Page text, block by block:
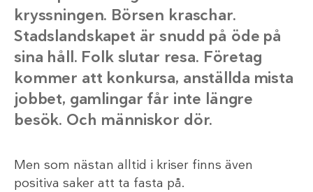
kryssningen. Börsen kraschar.
Stadslandskapet är snudd på öde på
sina håll. Folk slutar resa. Företag
kommer att konkursa, anställda mista
jobbet, gamlingar får inte längre
besök. Och människor dör.
Men som nästan alltid i kriser finns även
positiva saker att ta fasta på.